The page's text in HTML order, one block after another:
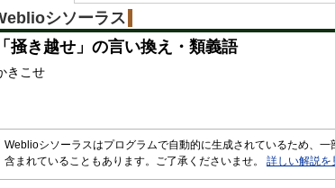
シソーラス
「 掻き越せ 」の言い換え・類義語
きこせ
Weblioシソーラスはプログラムで自動的に生成されているため、一
含まれていることもあります。ご了承くださいませ。 詳しい解説を